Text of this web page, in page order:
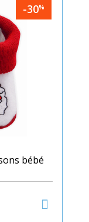
-30%
bébé